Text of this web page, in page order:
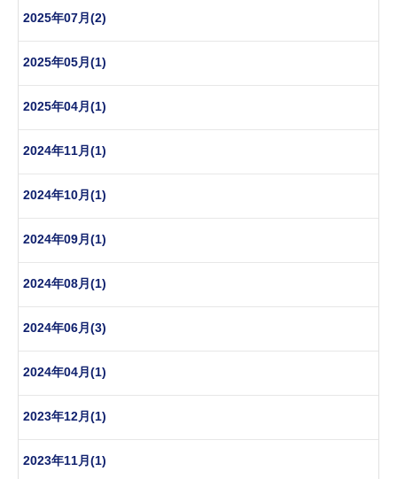
2025年07月(2)
2025年05月(1)
2025年04月(1)
2024年11月(1)
2024年10月(1)
2024年09月(1)
2024年08月(1)
2024年06月(3)
2024年04月(1)
2023年12月(1)
2023年11月(1)